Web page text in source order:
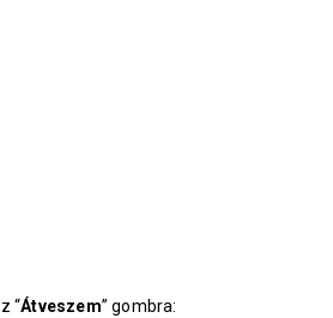
“Átveszem” gombra: